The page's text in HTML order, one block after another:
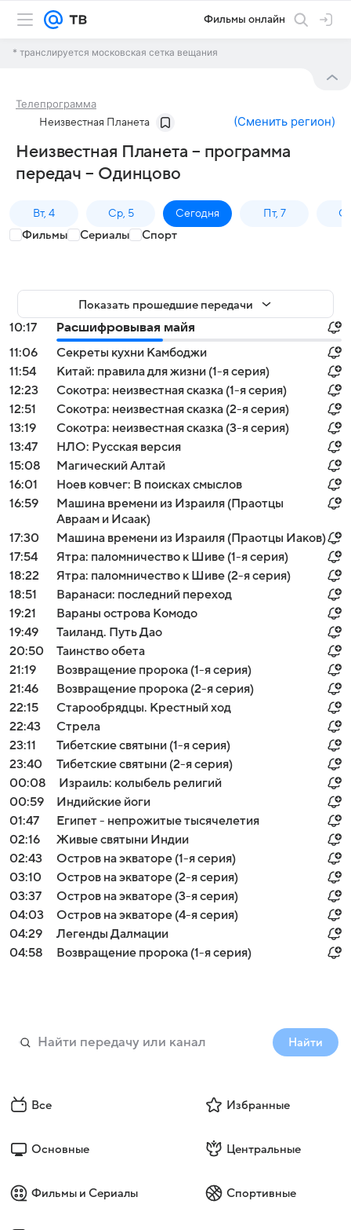
Фильмы онлайн
* транслируется московская сетка вещания
Телепрограмма
Неизвестная Планета (Сменить регион)
Неизвестная Планета – программа
передач – Одинцово
Вт, 4 Ср, 5 Сегодня Пт, 7
Фильмы Сериалы Спорт
Показать прошедшие передачи
10:17
Расшифровывая майя
11:06
Секреты кухни Камбоджи
11:54
Китай: правила для жизни (1-я серия)
12:23
Сокотра: неизвестная сказка (1-я серия)
12:51
Сокотра: неизвестная сказка (2-я серия)
13:19
Сокотра: неизвестная сказка (3-я серия)
13:47
НЛО: Русская версия
15:08
Магический Алтай
16:01
Ноев ковчег: В поисках смыслов
16:59
Машина времени из Израиля (Праотцы
Авраам и Исаак)
17:30
Машина времени из Израиля (Праотцы Иаков)
17:54
Ятра: паломничество к Шиве (1-я серия)
18:22
Ятра: паломничество к Шиве (2-я серия)
18:51
Варанаси: последний переход
19:21
Вараны острова Комодо
19:49
Таиланд. Путь Дао
20:50
Таинство обета
21:19
Возвращение пророка (1-я серия)
21:46
Возвращение пророка (2-я серия)
22:15
Старообрядцы. Крестный ход
22:43
Стрела
23:11
Тибетские святыни (1-я серия)
23:40
Тибетские святыни (2-я серия)
00:08
Израиль: колыбель религий
00:59
Индийские йоги
01:47
Египет - непрожитые тысячелетия
02:16
Живые святыни Индии
02:43
Остров на экваторе (1-я серия)
03:10
Остров на экваторе (2-я серия)
03:37
Остров на экваторе (3-я серия)
04:03
Остров на экваторе (4-я серия)
04:29
Легенды Далмации
04:58
Возвращение пророка (1-я серия)
Найти
Все Избранные
Основные Центральные
Фильмы и Сериалы Спортивные